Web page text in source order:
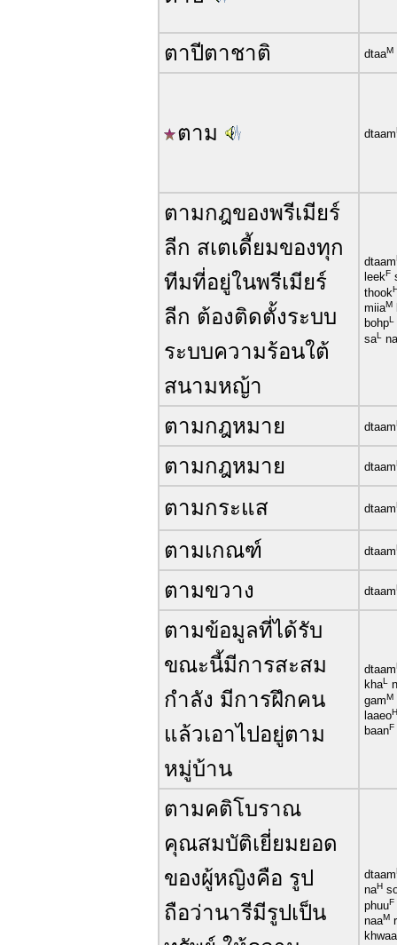
ตาปีตาชาติ dtaaM
ตาม dtaam
ตามกฎของพรีเมียร์
ลีก สเตเดี้ยมของทุก
ทีมที่อยู่ในพรีเมียร์
ลีก ต้องติดตั้งระบบ
ระบบความร้อนใต้
สนามหญ้า
dtaam
leekF
thook
miiaM
bohpL
saL
ตามกฎหมาย dtaam
ตามกฎหมาย dtaam
ตามกระแส dtaam
ตามเกณฑ์ dtaam
ตามขวาง dtaam
ตามข้อมูลที่ได้รับ
ขณะนี้มีการสะสม
กำลัง มีการฝึกคน
แล้วเอาไปอยู่ตาม
หมู่บ้าน
dtaam
khaL
gamM
laaeoH
baanF
ตามคติโบราณ
คุณสมบัติเยี่ยมยอด
ของผู้หญิงคือ รูป
ถือว่านารีมีรูปเป็น
dtaam
naH
phuuF
naaM